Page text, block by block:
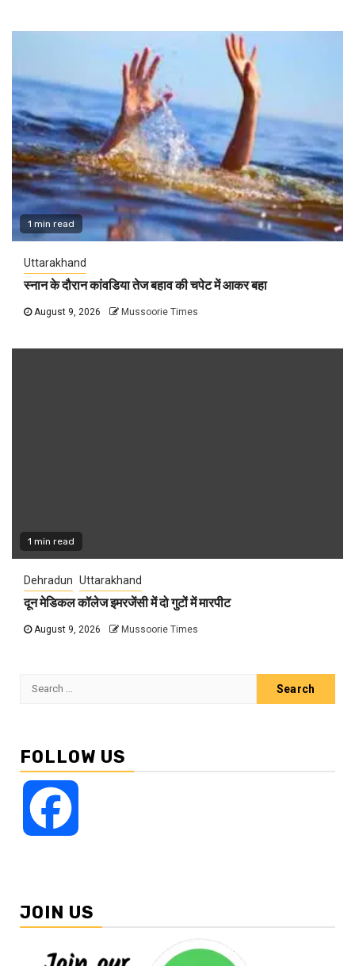
1 min read
Uttarakhand
स्नान के दौरान कांवडिया तेज बहाव की चपेट में आकर बहा
August 9, 2026 Mussoorie Times
1 min read
Dehradun Uttarakhand
दून मेडिकल कॉलेज इमरजेंसी में दो गुटों में मारपीट
August 9, 2026 Mussoorie Times
Search
FOLLOW US
JOIN US